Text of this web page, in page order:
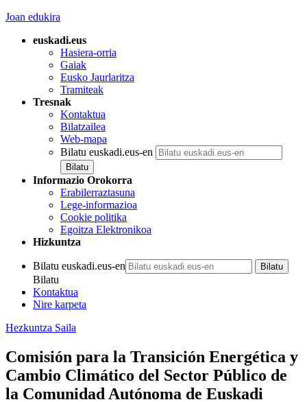
Joan edukira
euskadi.eus
Hasiera-orria
Gaiak
Eusko Jaurlaritza
Tramiteak
Tresnak
Kontaktua
Bilatzailea
Web-mapa
Bilatu euskadi.eus-en
Informazio Orokorra
Erabilerraztasuna
Lege-informazioa
Cookie politika
Egoitza Elektronikoa
Hizkuntza
Bilatu euskadi.eus-en
Bilatu
Kontaktua
Nire karpeta
Hezkuntza Saila
Comisión para la Transición Energética y
Cambio Climático del Sector Público de
la Comunidad Autónoma de Euskadi